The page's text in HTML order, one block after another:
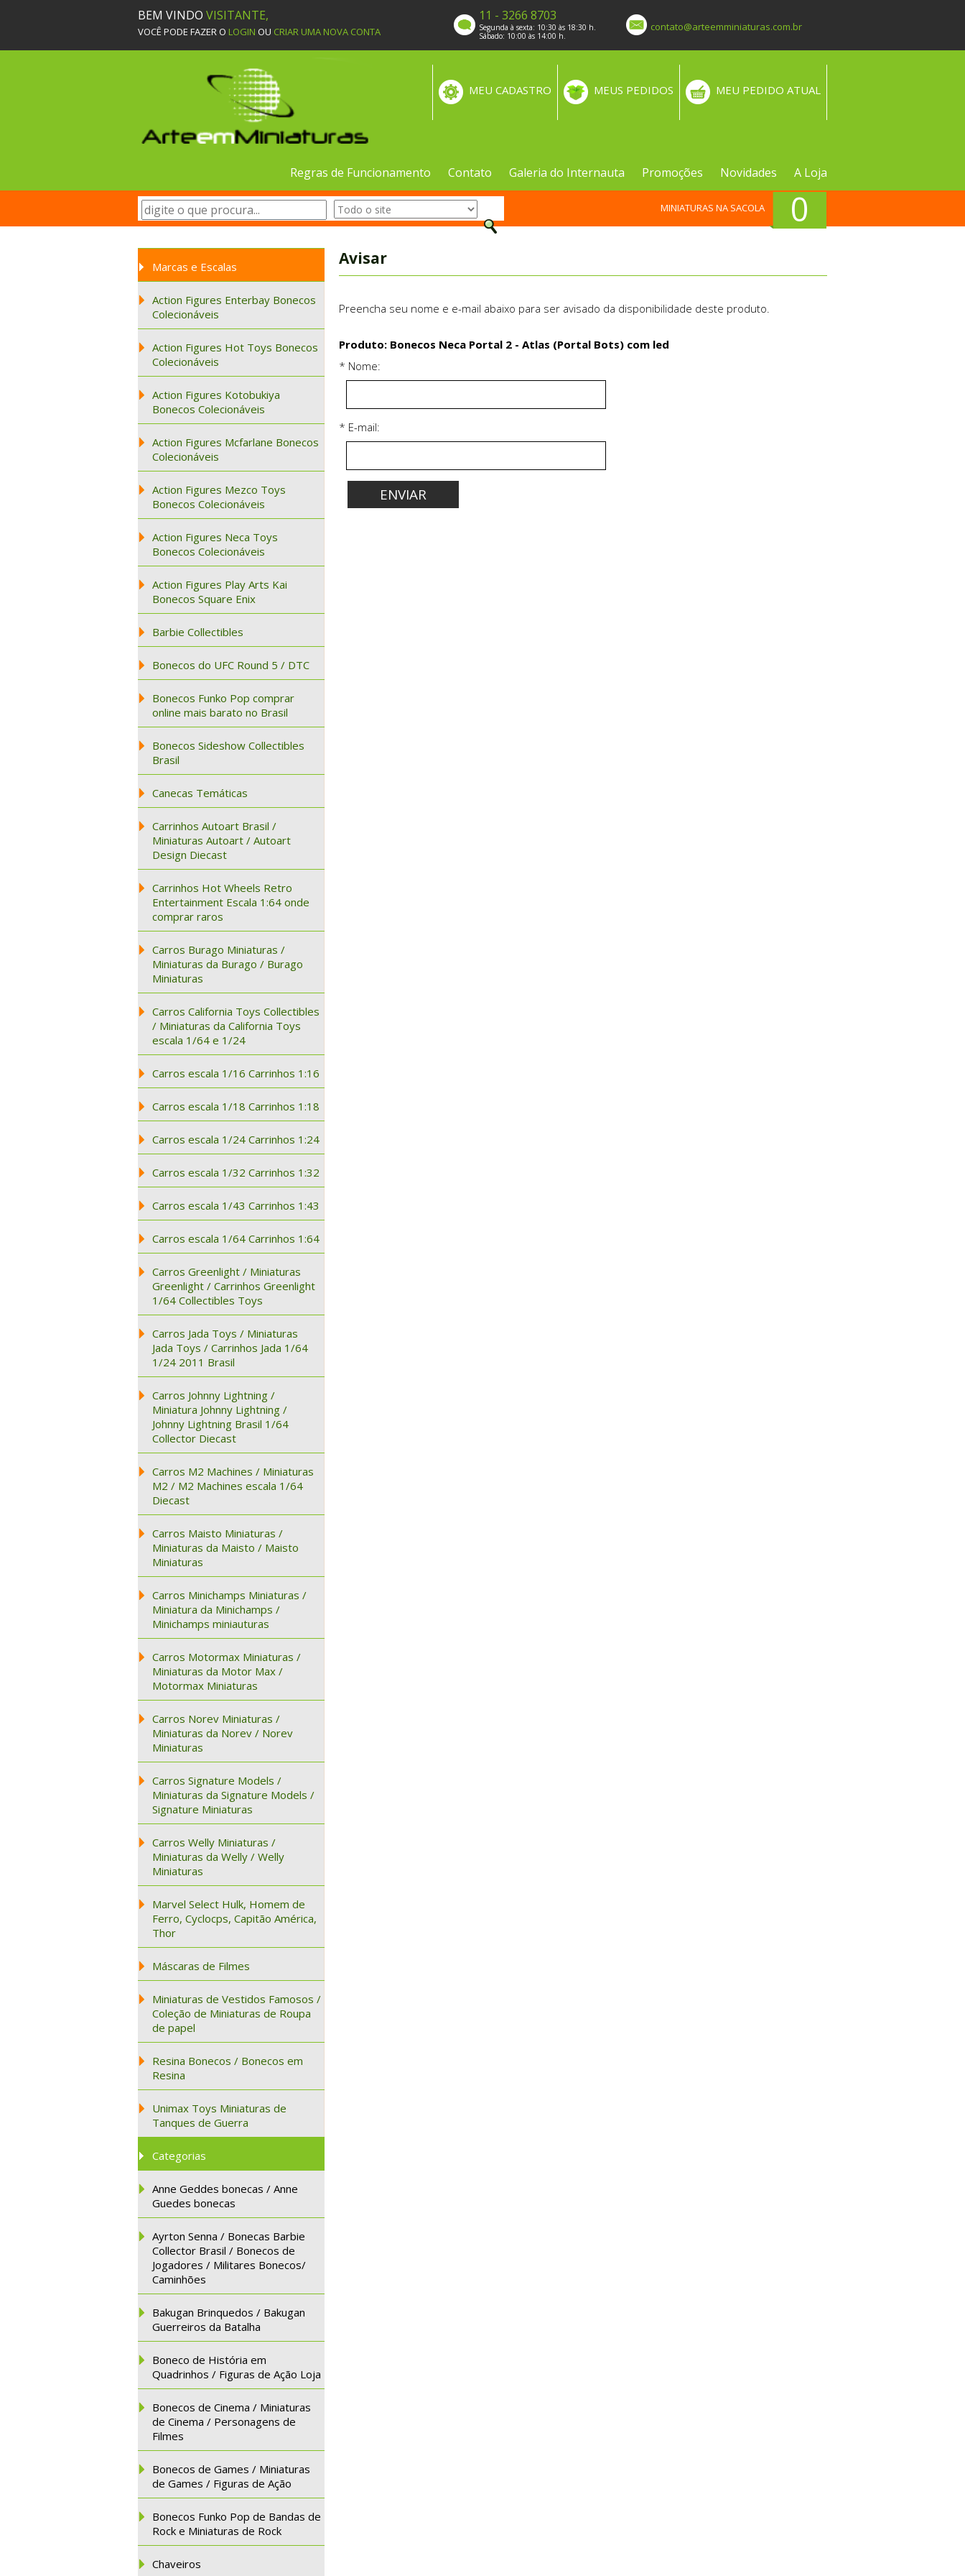
BEM VINDO VISITANTE,
VOCÊ PODE FAZER O LOGIN OU CRIAR UMA NOVA CONTA
11 - 3266 8703
Segunda à sexta: 10:30 às 18:30 h.
Sábado: 10:00 às 14:00 h.
contato@arteemminiaturas.com.br
MEU PEDIDO ATUAL
MEUS PEDIDOS
MEU CADASTRO
Regras de Funcionamento Contato Galeria do Internauta Promoções Novidades A Loja
0
MINIATURAS NA SACOLA
Marcas e Escalas
Action Figures Enterbay Bonecos
Colecionáveis
Action Figures Hot Toys Bonecos
Colecionáveis
Action Figures Kotobukiya
Bonecos Colecionáveis
Action Figures Mcfarlane Bonecos
Colecionáveis
Action Figures Mezco Toys
Bonecos Colecionáveis
Action Figures Neca Toys
Bonecos Colecionáveis
Action Figures Play Arts Kai
Bonecos Square Enix
Barbie Collectibles
Bonecos do UFC Round 5 / DTC
Bonecos Funko Pop comprar
online mais barato no Brasil
Bonecos Sideshow Collectibles
Brasil
Canecas Temáticas
Carrinhos Autoart Brasil /
Miniaturas Autoart / Autoart
Design Diecast
Carrinhos Hot Wheels Retro
Entertainment Escala 1:64 onde
comprar raros
Carros Burago Miniaturas /
Miniaturas da Burago / Burago
Miniaturas
Carros California Toys Collectibles
/ Miniaturas da California Toys
escala 1/64 e 1/24
Carros escala 1/16 Carrinhos 1:16
Carros escala 1/18 Carrinhos 1:18
Carros escala 1/24 Carrinhos 1:24
Carros escala 1/32 Carrinhos 1:32
Carros escala 1/43 Carrinhos 1:43
Carros escala 1/64 Carrinhos 1:64
Carros Greenlight / Miniaturas
Greenlight / Carrinhos Greenlight
1/64 Collectibles Toys
Carros Jada Toys / Miniaturas
Jada Toys / Carrinhos Jada 1/64
1/24 2011 Brasil
Carros Johnny Lightning /
Miniatura Johnny Lightning /
Johnny Lightning Brasil 1/64
Collector Diecast
Carros M2 Machines / Miniaturas
M2 / M2 Machines escala 1/64
Diecast
Carros Maisto Miniaturas /
Miniaturas da Maisto / Maisto
Miniaturas
Carros Minichamps Miniaturas /
Miniatura da Minichamps /
Minichamps miniauturas
Carros Motormax Miniaturas /
Miniaturas da Motor Max /
Motormax Miniaturas
Carros Norev Miniaturas /
Miniaturas da Norev / Norev
Miniaturas
Carros Signature Models /
Miniaturas da Signature Models /
Signature Miniaturas
Carros Welly Miniaturas /
Miniaturas da Welly / Welly
Miniaturas
Marvel Select Hulk, Homem de
Ferro, Cyclocps, Capitão América,
Thor
Máscaras de Filmes
Miniaturas de Vestidos Famosos /
Coleção de Miniaturas de Roupa
de papel
Resina Bonecos / Bonecos em
Resina
Unimax Toys Miniaturas de
Tanques de Guerra
Categorias
Anne Geddes bonecas / Anne
Guedes bonecas
Ayrton Senna / Bonecas Barbie
Collector Brasil / Bonecos de
Jogadores / Militares Bonecos/
Caminhões
Bakugan Brinquedos / Bakugan
Guerreiros da Batalha
Boneco de História em
Quadrinhos / Figuras de Ação Loja
Bonecos de Cinema / Miniaturas
de Cinema / Personagens de
Filmes
Bonecos de Games / Miniaturas
de Games / Figuras de Ação
Bonecos Funko Pop de Bandas de
Rock e Miniaturas de Rock
Chaveiros
Avisar
Preencha seu nome e e-mail abaixo para ser avisado da disponibilidade deste produto.
Produto: Bonecos Neca Portal 2 - Atlas (Portal Bots) com led
* Nome:
* E-mail: